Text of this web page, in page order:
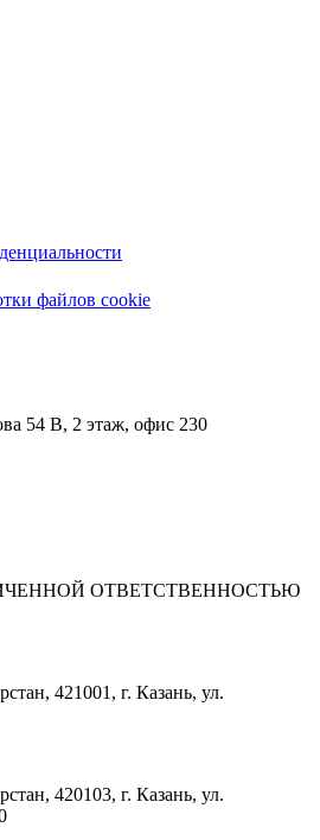
файлов cookie
54 В, 2 этаж, офис 230
ОТВЕТСТВЕННОСТЬЮ
421001, г. Казань, ул.
420103, г. Казань, ул.